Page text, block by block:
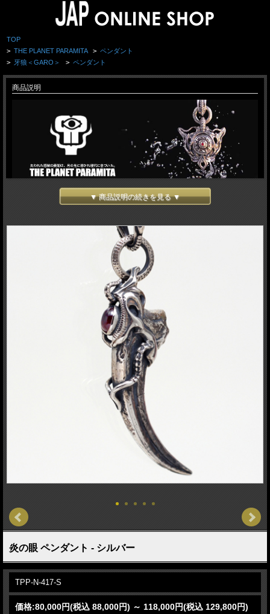
TOP
> THE PLANET PARAMITA > ペンダント
> 牙狼＜GARO＞ > ペンダント
商品説明
▼ 商品説明の続きを見る ▼
炎の眼 ペンダント - シルバー
TPP-N-417-S
価格:80,000円(税込 88,000円) ～ 118,000円(税込 129,800円)